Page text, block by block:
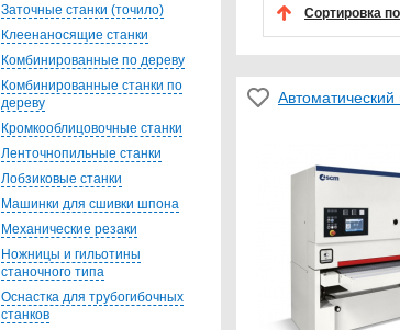
Заточные станки (точило)
Клеенаносящие станки
Комбинированные по дереву
Комбинированные станки по
дереву
Кромкооблицовочные станки
Ленточнопильные станки
Лобзиковые станки
Машинки для сшивки шпона
Механические резаки
Ножницы и гильотины
станочного типа
Оснастка для трубогибочных
станков
Сортировка